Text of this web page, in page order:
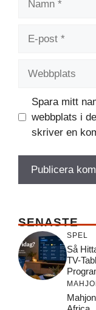
Spara mitt
webbplats i
skriver en
SENASTE
SPEL
Så
TV-